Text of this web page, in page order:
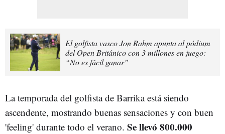
El golfista vasco Jon Rahm apunta al pódium
del Open Británico con 3 millones en juego:
“No es fácil ganar”
La temporada del golfista de Barrika está siendo
ascendente, mostrando buenas sensaciones y con buen
'feeling' durante todo el verano. Se llevó 800.000